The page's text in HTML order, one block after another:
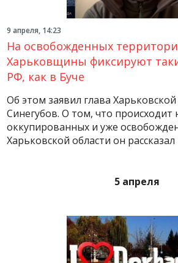
9 апреля, 14:23
На освобожденных
Харьковщины фиксируют
РФ, как в Буче
Об этом заявил глава
Синегубов. О том, что происходит
оккупированных и уже
Харьковской области он
5 апреля